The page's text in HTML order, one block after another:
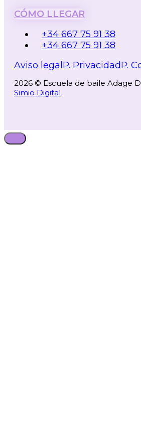
CÓMO LLEGAR
+34 667 75 91 38
+34 667 75 91 38
Aviso legalP. PrivacidadP.
2026 © Escuela de baile Adage
Simio Digital